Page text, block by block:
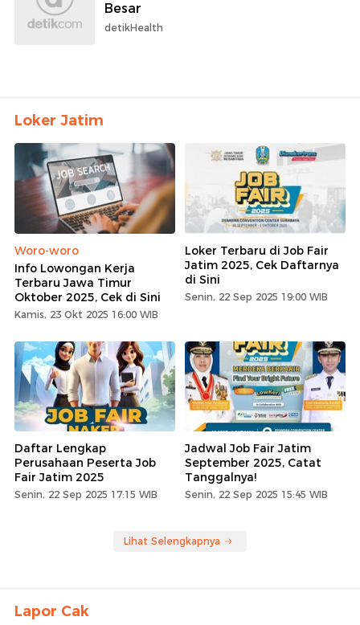
Besar
detikHealth
Loker Jatim
Woro-woro
Info Lowongan Kerja
Terbaru Jawa Timur
Oktober 2025, Cek di Sini
Kamis, 23 Okt 2025 16:00 WIB
Loker Terbaru di Job Fair
Jatim 2025, Cek Daftarnya
di Sini
Senin, 22 Sep 2025 19:00 WIB
Daftar Lengkap
Perusahaan Peserta Job
Fair Jatim 2025
Senin, 22 Sep 2025 17:15 WIB
Jadwal Job Fair Jatim
September 2025, Catat
Tanggalnya!
Senin, 22 Sep 2025 15:45 WIB
Lihat Selengkapnya
Lapor Cak